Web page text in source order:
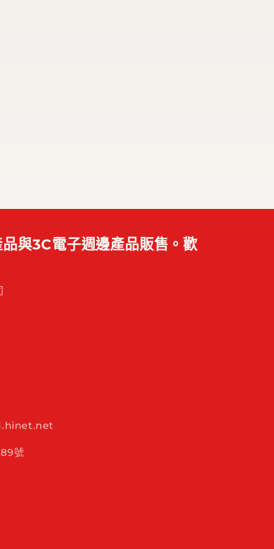
與3C電子週邊產品販售。歡
號